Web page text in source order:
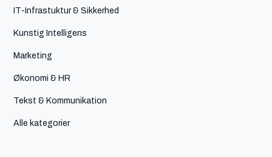
IT-Infrastuktur & Sikkerhed
Kunstig Intelligens
Marketing
Økonomi & HR
Tekst & Kommunikation
Alle kategorier